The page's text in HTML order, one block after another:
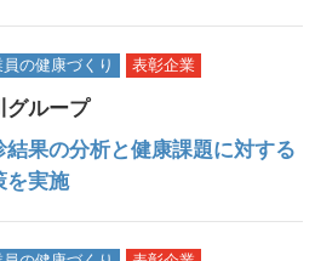
の健康づくり 表彰企業
グループ
結果の分析と健康課題に対する
を実施